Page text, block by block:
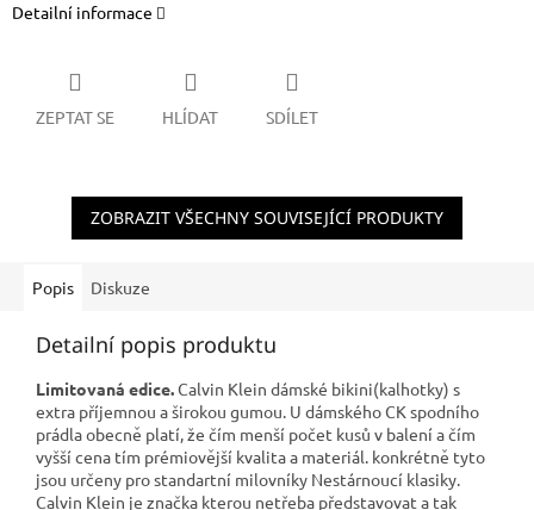
Detailní informace
ZEPTAT SE HLÍDAT SDÍLET
ZOBRAZIT VŠECHNY SOUVISEJÍCÍ PRODUKTY
Popis Diskuze
Detailní popis produktu
Limitovaná edice.Calvin Klein dámské bikini(kalhotky) s
extra příjemnou a širokou gumou. U dámského CK spodního
prádla obecně platí, že čím menší počet kusů v balení a čím
vyšší cena tím prémiovější kvalita a materiál. konkrétně tyto
jsou určeny pro standartní milovníky Nestárnoucí klasiky.
Calvin Klein je značka kterou netřeba představovat a tak